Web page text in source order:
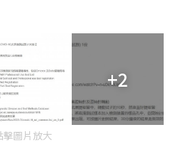
+2
擊圖片放大